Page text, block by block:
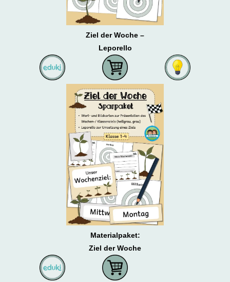
Ziel der Woche –
Leporello
Materialpaket:
Ziel der Woche